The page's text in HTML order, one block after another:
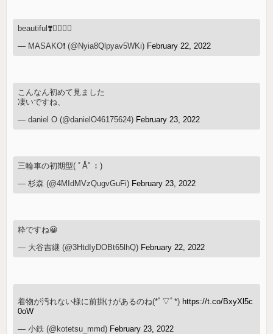
beautiful❣️👍🏻😊✨
— MASAKO❗️ (@Nyia8Qlpyav5WKi) February 22, 2022
こんなん初めて見ました
凄いですね、
— daniel O (@danielO46175624) February 23, 2022
三輪車の初期型( ﾟÅﾟ；)
— 杉森 (@4MIdMVzQugvGuFi) February 23, 2022
粋ですね😀
— 大谷吉継 (@3HtdIyDOBt65lhQ) February 22, 2022
着物が汚れない様に前掛けがあるのね(*ﾟ▽ﾟ*) https://t.co/BxyXl5c
0oW
— 小鉄 (@kotetsu_mmd) February 23, 2022